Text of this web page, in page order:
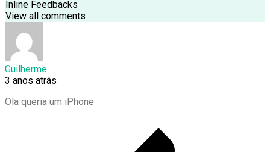
Inline Feedbacks
View all comments
Guilherme
3 anos atrás
Ola queria um iPhone